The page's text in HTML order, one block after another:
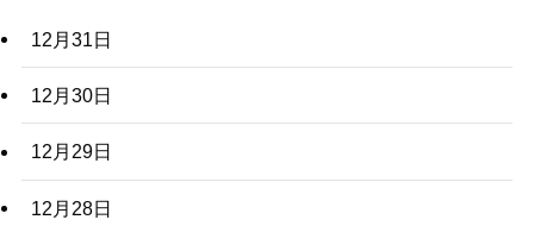
12月31日
12月30日
12月29日
12月28日